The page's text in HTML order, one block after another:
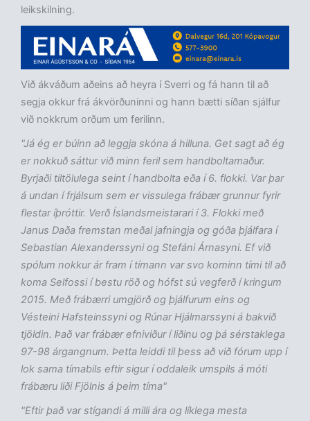
leikskilning.
Við ákváðum aðeins að heyra í Sverri og fá hann til að
segja okkur frá ákvörðuninni og hann bætti síðan sjálfur
við nokkrum orðum um ferilinn.
"Já ég er búinn að leggja skóna á hilluna. Get sagt að ég
er nokkuð sáttur við minn feril sem handboltamaður.
Byrjaði tiltölulega seint í handbolta eða í 6. flokki. Var þar
á undan í frjálsum sem er vissulega frábær grunnur fyrir
flestar íþróttir. Verð Íslandsmeistarari í 3. Flokki með
Janus Daða fremstan meðal jafningja og góða þjálfara í
Sebastian Alexanderssyni og Stefáni Árnasyni. Ef við
spólum nokkur ár fram í tímann var svo kominn tími til að
koma Selfossi í bestu röð og hófst sú vegferð í kringum
2015. Með frábærri umgjörð og þjálfurum eins og
Vésteini Hafsteinssyni og Rúnar Hjálmarssyni á bakvið
tjöldin. Það var frábær efniviður í liðinu og þá sérstaklega
97-98 árgangnum. Þetta leiddi til þess að við fórum upp í
lok sama tímabils eftir sigur í oddaleik umspils á móti
frábæru liði Fjölnis á þeim tíma"
"Eftir það var stígandi á milli ára og líklega mesta